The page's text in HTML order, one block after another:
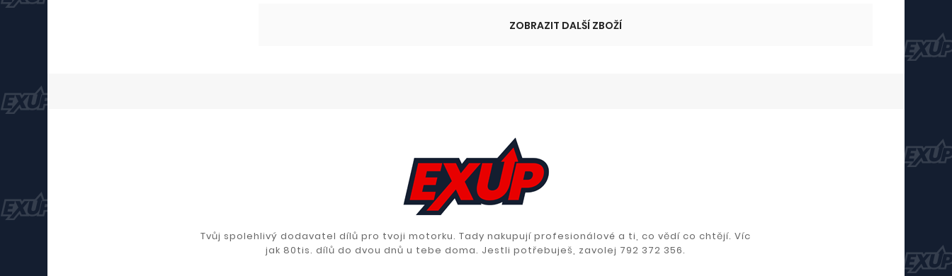
ZOBRAZIT DALŠÍ ZBOŽÍ
Tvůj spolehlivý dodavatel dílů pro tvoji motorku. Tady nakupují profesionálové a ti, co vědí co chtějí. Víc
jak 80tis. dílů do dvou dnů u tebe doma. Jestli potřebuješ, zavolej 792 372 356.